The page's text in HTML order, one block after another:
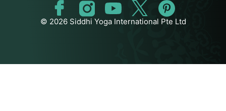
© 2026 Siddhi Yoga International Pte Ltd